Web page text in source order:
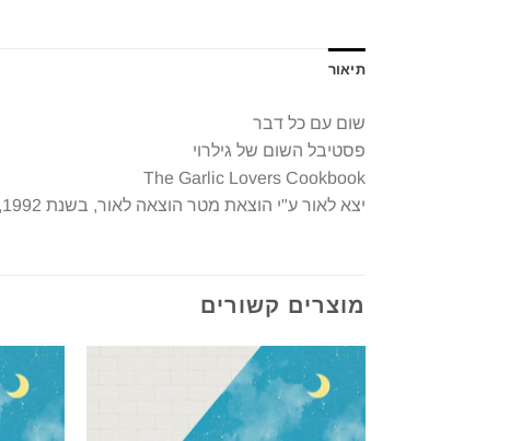
תיאור
שום עם כל דבר
פסטיבל השום של גילרוי
The Garlic Lovers Cookbook
יצא לאור ע"י הוצאת מטר הוצאה לאור, בשנת 1992, מכיל 136 עמודים, תירגום: חנה פוטשניק
מוצרים קשורים